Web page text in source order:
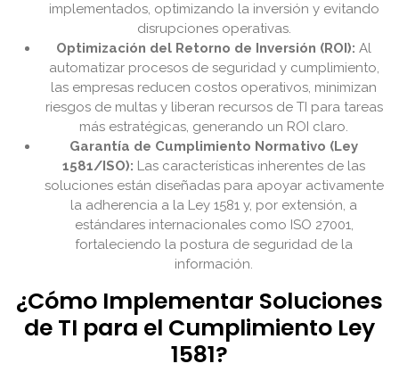
implementados, optimizando la inversión y evitando
disrupciones operativas.
Optimización del Retorno de Inversión (ROI): Al
automatizar procesos de seguridad y cumplimiento,
las empresas reducen costos operativos, minimizan
riesgos de multas y liberan recursos de TI para tareas
más estratégicas, generando un ROI claro.
Garantía de Cumplimiento Normativo (Ley
1581/ISO): Las características inherentes de las
soluciones están diseñadas para apoyar activamente
la adherencia a la Ley 1581 y, por extensión, a
estándares internacionales como ISO 27001,
fortaleciendo la postura de seguridad de la
información.
¿Cómo Implementar Soluciones
de TI para el Cumplimiento Ley
1581?